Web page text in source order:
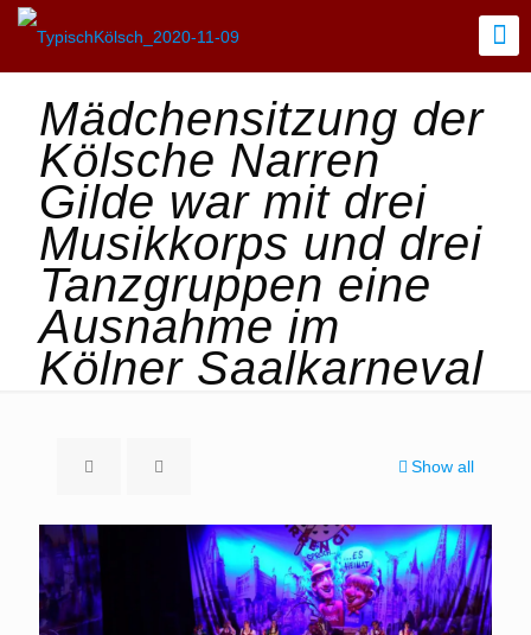
Mädchensitzung der
Kölsche Narren
Gilde war mit drei
Musikkorps und drei
Tanzgruppen eine
Ausnahme im
Kölner Saalkarneval
Show all